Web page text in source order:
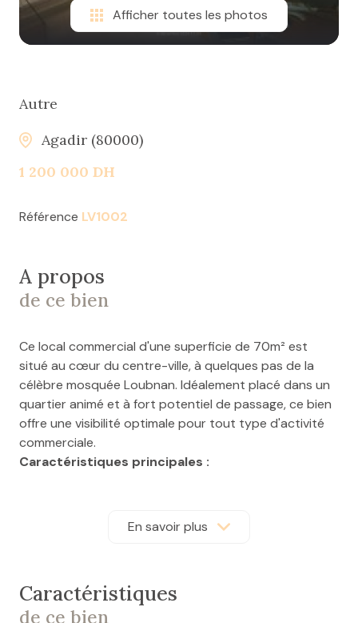
Afficher toutes les photos
Autre
Agadir (80000)
1 200 000 DH
Référence LV1002
A propos
de ce bien
Ce local commercial d'une superficie de 70m² est
situé au cœur du centre-ville, à quelques pas de la
célèbre mosquée Loubnan. Idéalement placé dans un
quartier animé et à fort potentiel de passage, ce bien
offre une visibilité optimale pour tout type d'activité
commerciale.
Caractéristiques principales :
Emplacement : Situé à proximité immédiate de la
mosquée Loubnan, dans une rue fréquentée et
Aménagements :Le local est spacieux et bien
agencé, avec une belle hauteur sous plafond et de
En savoir plus
Caractéristiques
de ce bien